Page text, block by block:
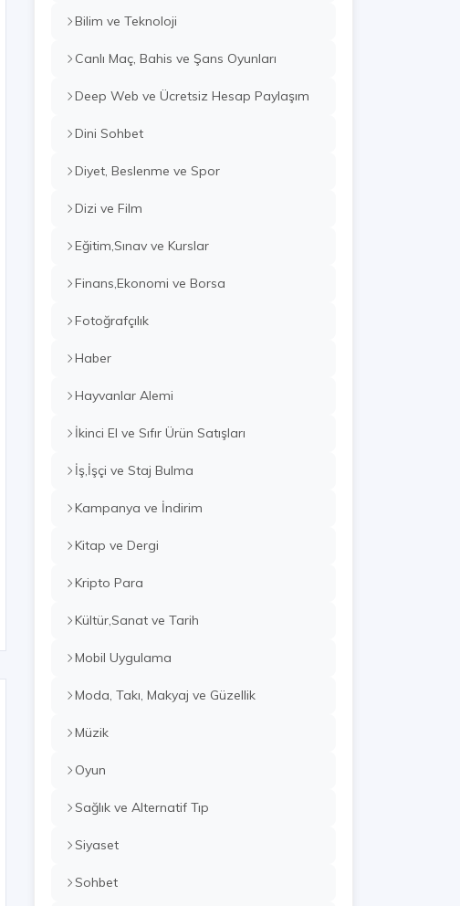
Bilim ve Teknoloji
Canlı Maç, Bahis ve Şans Oyunları
Deep Web ve Ücretsiz Hesap Paylaşım
Dini Sohbet
Diyet, Beslenme ve Spor
Dizi ve Film
Eğitim,Sınav ve Kurslar
Finans,Ekonomi ve Borsa
Fotoğrafçılık
Haber
Hayvanlar Alemi
İkinci El ve Sıfır Ürün Satışları
İş,İşçi ve Staj Bulma
Kampanya ve İndirim
Kitap ve Dergi
Kripto Para
Kültür,Sanat ve Tarih
Mobil Uygulama
Moda, Takı, Makyaj ve Güzellik
Müzik
Oyun
Sağlık ve Alternatif Tıp
Siyaset
Sohbet